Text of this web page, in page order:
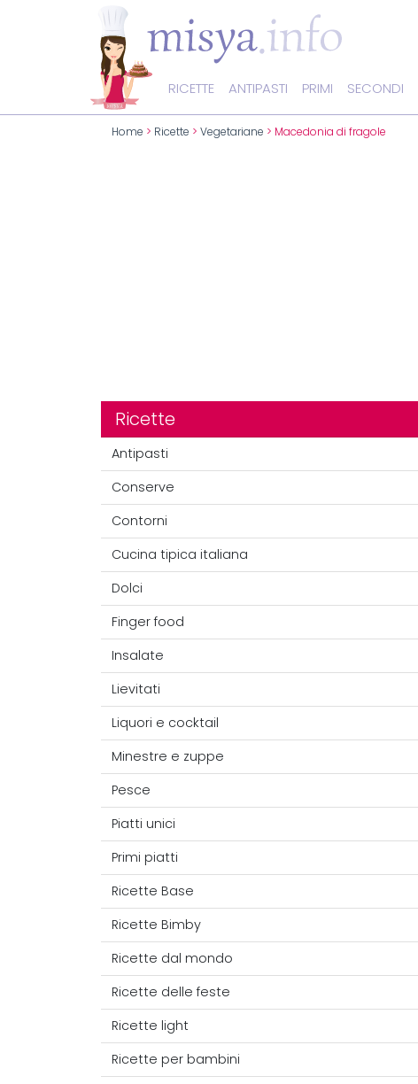
RICETTE ANTIPASTI PRIMI SECONDI
Home > Ricette > Vegetariane > Macedonia di fragole
Ricette
Antipasti
Conserve
Contorni
Cucina tipica italiana
Dolci
Finger food
Insalate
Lievitati
Liquori e cocktail
Minestre e zuppe
Pesce
Piatti unici
Primi piatti
Ricette Base
Ricette Bimby
Ricette dal mondo
Ricette delle feste
Ricette light
Ricette per bambini